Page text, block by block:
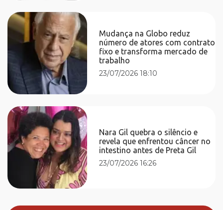
Mudança na Globo reduz
número de atores com contrato
fixo e transforma mercado de
trabalho
23/07/2026 18:10
Nara Gil quebra o silêncio e
revela que enfrentou câncer no
intestino antes de Preta Gil
23/07/2026 16:26